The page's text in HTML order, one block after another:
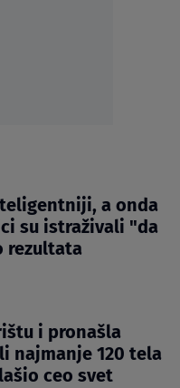
a onda
su istraživali "da
rezultata
i pronašla
najmanje 120 tela
ceo svet